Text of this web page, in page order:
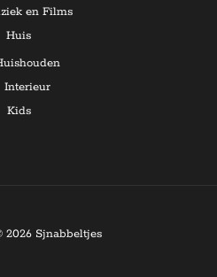
en Films
Huis
Interieur
Kids
Sjnabbeltjes